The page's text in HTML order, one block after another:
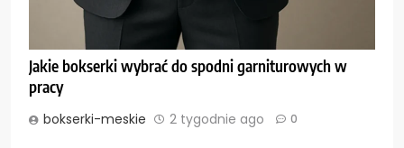
Jakie bokserki wybrać do spodni garniturowych w
pracy
bokserki-meskie 2 tygodnie ago 0